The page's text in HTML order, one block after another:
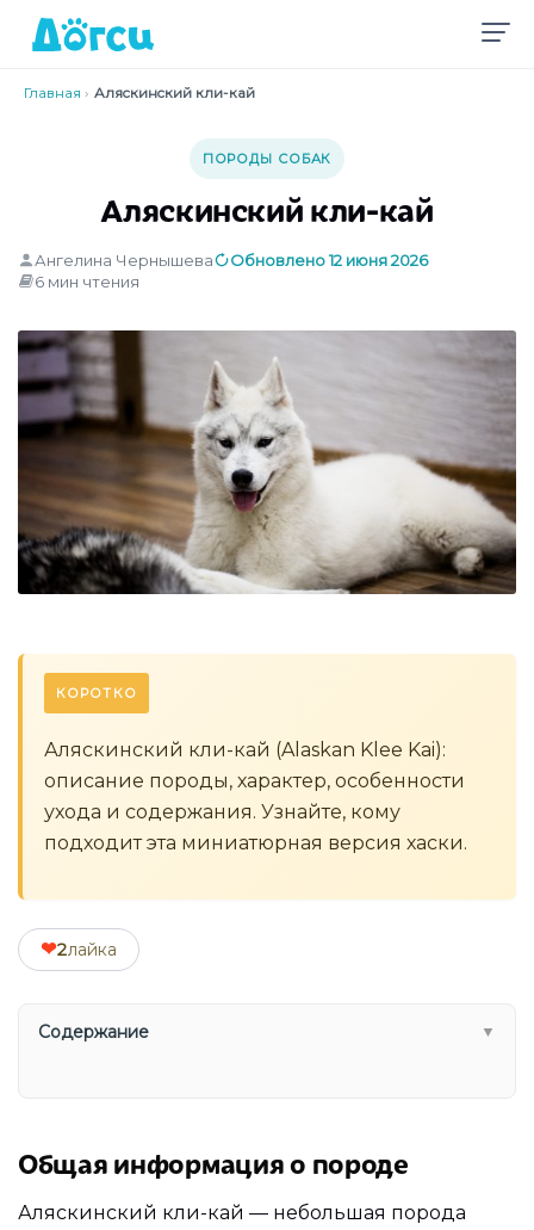
Главная › Аляскинский кли-кай
ПОРОДЫ СОБАК
Аляскинский кли-кай
Ангелина Чернышева
Обновлено 12 июня 2026
6 мин чтения
КОРОТКО
Аляскинский кли-кай (Alaskan Klee Kai):
описание породы, характер, особенности
ухода и содержания. Узнайте, кому
подходит эта миниатюрная версия хаски.
❤2лайка
Содержание ▼
Общая информация о породе
Аляскинский кли-кай — небольшая порода